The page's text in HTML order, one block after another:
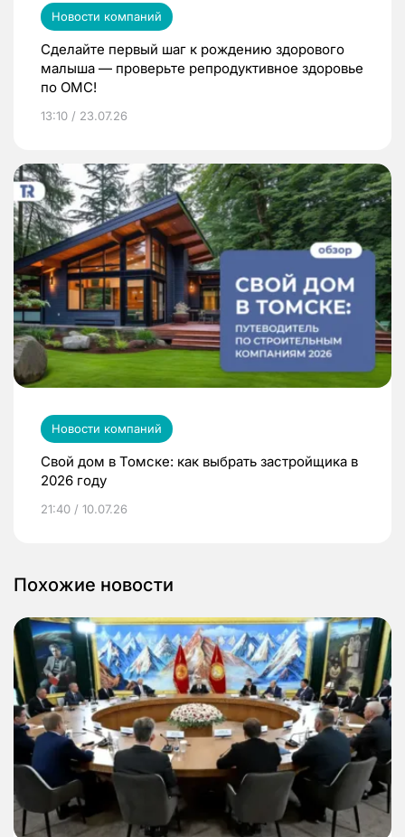
Новости компаний
Сделайте первый шаг к рождению здорового
малыша — проверьте репродуктивное здоровье
по ОМС!
13:10 / 23.07.26
Новости компаний
Свой дом в Томске: как выбрать застройщика в
2026 году
21:40 / 10.07.26
Похожие новости